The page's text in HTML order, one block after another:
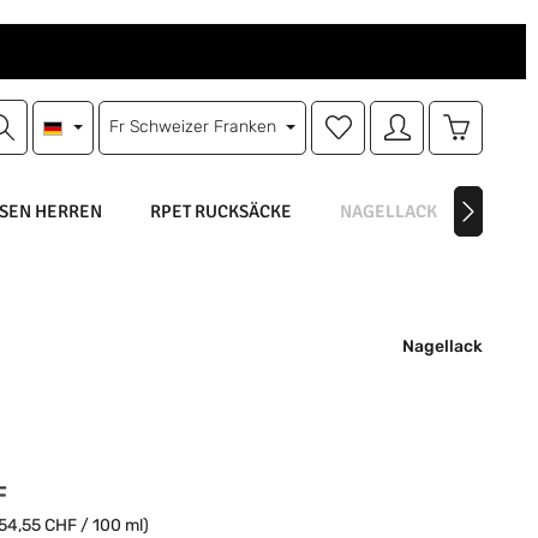
Fr Schweizer Franken
Du hast 0 Produkte auf
HERREN RPET RUCKSÄCKE NAGELLACK
Nagellack
CHF / 100 ml)